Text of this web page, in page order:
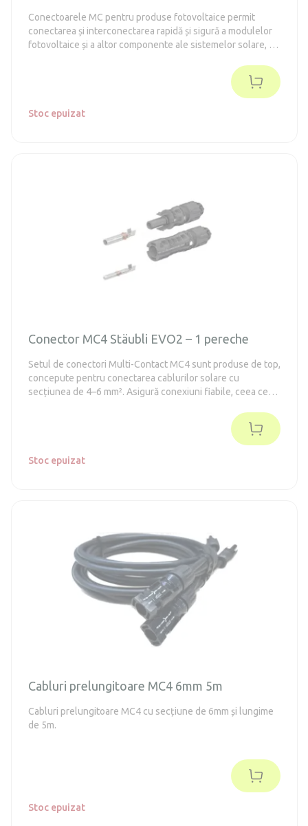
Conectoarele MC pentru produse fotovoltaice permit
conectarea și interconectarea rapidă și sigură a modulelor
fotovoltaice și a altor componente ale sistemelor solare, fie
Stoc epuizat
Conector MC4 Stäubli EVO2 – 1 pereche
Setul de conectori Multi-Contact MC4 sunt produse de top,
concepute pentru conectarea cablurilor solare cu
secțiunea de 4–6 mm². Asigură conexiuni fiabile, ceea ce
siguranței la incendiu, deoarece principalele defecțiuni și
riscuri de incendiu sunt cauzate de economii și utilizarea
Stoc epuizat
Cabluri prelungitoare MC4 6mm 5m
Cabluri prelungitoare MC4 cu secțiune de 6mm și lungime
de 5m.
Stoc epuizat